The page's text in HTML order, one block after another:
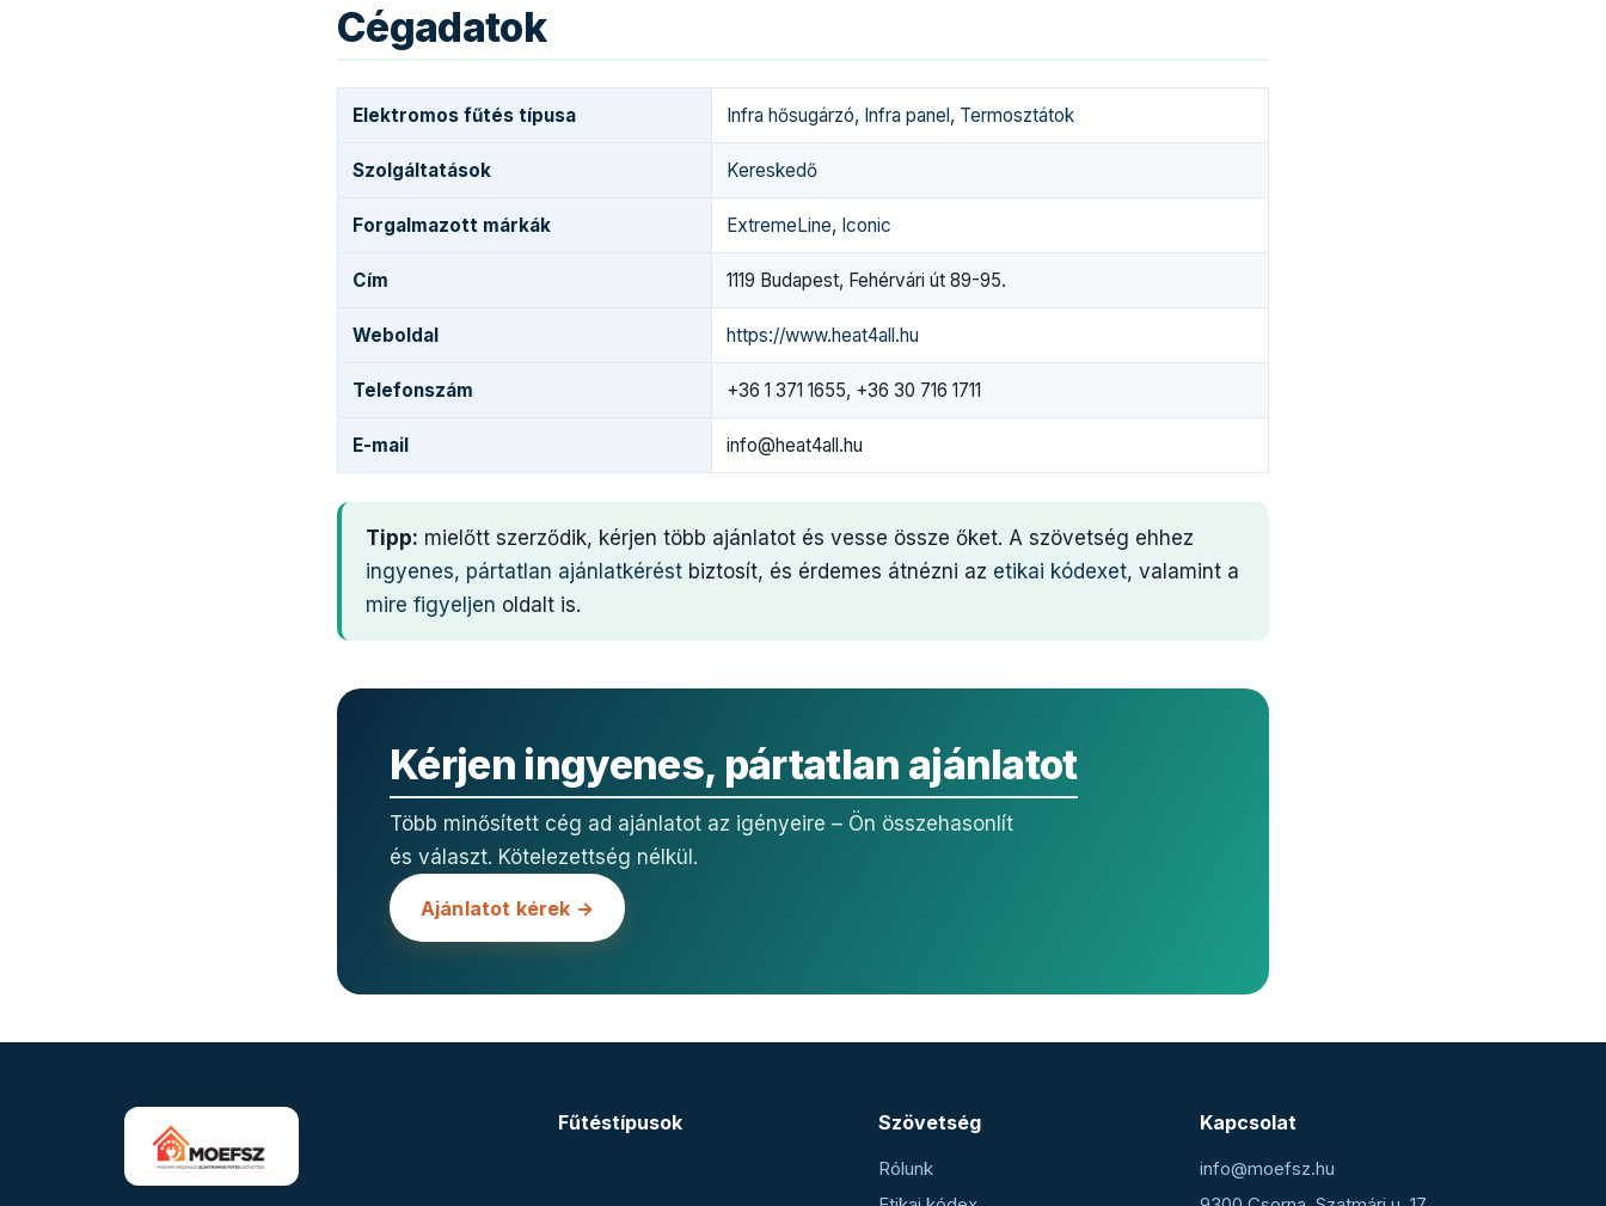
Cégadatok
Elektromos fűtés típusa Infra hősugárzó, Infra panel, Termosztátok
Szolgáltatások Kereskedő
Forgalmazott márkák ExtremeLine, Iconic
Cím 1119 Budapest, Fehérvári út 89-95.
Weboldal https://www.heat4all.hu
Telefonszám +36 1 371 1655, +36 30 716 1711
E-mail info@heat4all.hu
Tipp: mielőtt szerződik, kérjen több ajánlatot és vesse össze őket. A szövetség ehhez
ingyenes, pártatlan ajánlatkérést biztosít, és érdemes átnézni az etikai kódexet, valamint a
mire figyeljen oldalt is.
Kérjen ingyenes, pártatlan ajánlatot
Több minősített cég ad ajánlatot az igényeire – Ön összehasonlít
és választ. Kötelezettség nélkül.
Ajánlatot kérek →
Fűtéstípusok Szövetség
Rólunk
Kapcsolat
info@moefsz.hu